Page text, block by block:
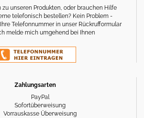
zu unseren Produkten, oder brauchen Hilfe
telefonisch bestellen? Kein Problem -
Telefonnummer in unser Rückrufformular
melde mich umgehend bei Ihnen
Zahlungsarten
PayPal
Sofortüberweisung
Vorrauskasse Überweisung